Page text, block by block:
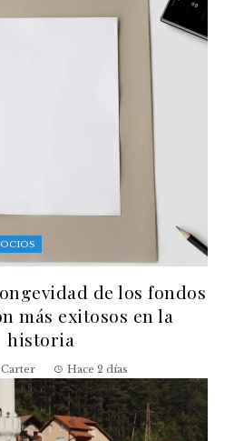
de los fondos
más exitosos en la
historia
Hace 2 días